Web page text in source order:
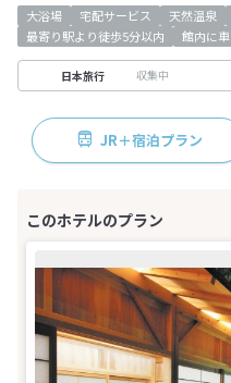
大浴場 宅配サービス 天然温泉
最寄り駅より徒歩5分以内
館内に
日本旅行 収集中
JR＋宿泊プラン